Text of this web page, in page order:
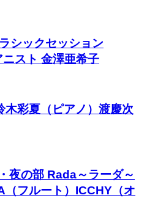
シックセッション
スト 金澤亜希子
木彩夏（ピアノ）渡慶次
夜の部 Rada～ラーダ～
フルート）ICCHY（オ